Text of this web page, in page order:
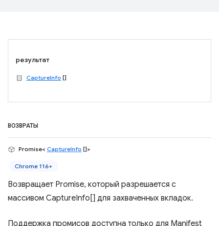
результат
CaptureInfo []
ВОЗВРАТЫ
Promise< CaptureInfo []>
Chrome 116+
Возвращает Promise, который разрешается с
массивом CaptureInfo[] для захваченных вкладок.
Поддержка промисов доступна только для Manifest